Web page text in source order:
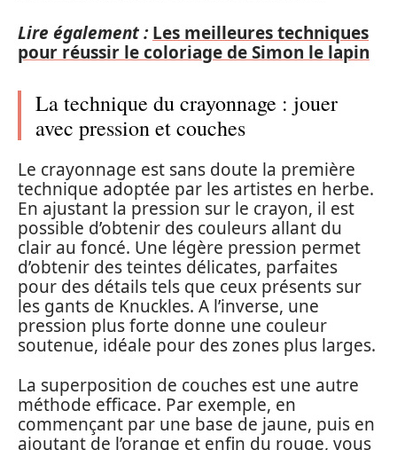
Lire également : Les meilleures techniques
pour réussir le coloriage de Simon le lapin
La technique du crayonnage : jouer
avec pression et couches
Le crayonnage est sans doute la première
technique adoptée par les artistes en herbe.
En ajustant la pression sur le crayon, il est
possible d’obtenir des couleurs allant du
clair au foncé. Une légère pression permet
d’obtenir des teintes délicates, parfaites
pour des détails tels que ceux présents sur
les gants de Knuckles. A l’inverse, une
pression plus forte donne une couleur
soutenue, idéale pour des zones plus larges.
La superposition de couches est une autre
méthode efficace. Par exemple, en
commençant par une base de jaune, puis en
ajoutant de l’orange et enfin du rouge, vous